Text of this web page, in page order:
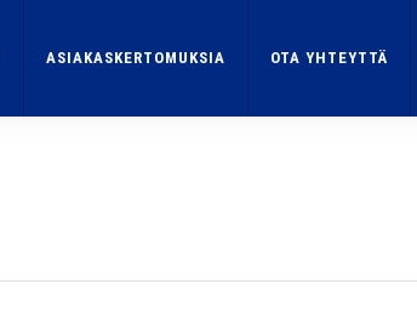
ASIAKASKERTOMUKSIA OTA YHTEYTTÄ